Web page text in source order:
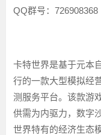
QQ群号：726908368
卡特世界是基于元本
行的一款大型模拟经
测服务平台。该款游
供需为内驱力，数字
世界特有的经济生态